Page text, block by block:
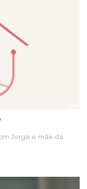
Jorge e mãe da